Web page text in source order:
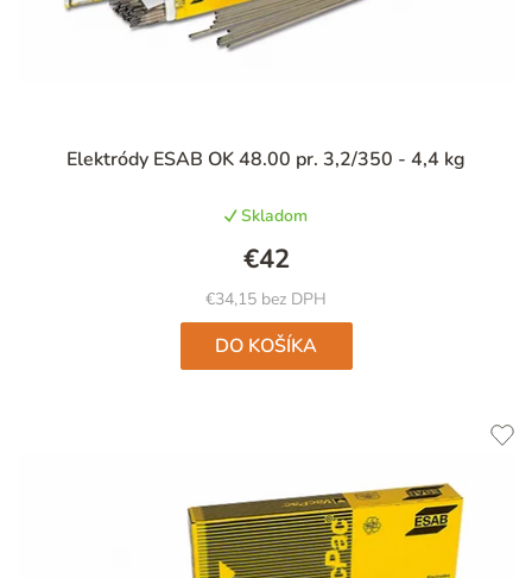
Elektródy ESAB OK 48.00 pr. 3,2/350 - 4,4 kg
Skladom
€34,15 bez DPH
€42
DO KOŠÍKA